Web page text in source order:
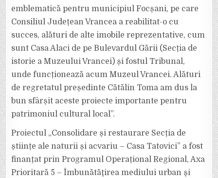
emblematică pentru municipiul Focșani, pe care
Consiliul Județean Vrancea a reabilitat-o cu
succes, alături de alte imobile reprezentative, cum
sunt Casa Alaci de pe Bulevardul Gării (Secția de
istorie a Muzeului Vrancei) și fostul Tribunal,
unde funcționează acum Muzeul Vrancei. Alături
de regretatul președinte Cătălin Toma am dus la
bun sfârșit aceste proiecte importante pentru
patrimoniul cultural local”.
Proiectul „Consolidare și restaurare Secția de
științe ale naturii și acvariu – Casa Tatovici” a fost
finanțat prin Programul Operațional Regional, Axa
Prioritară 5 – Îmbunătăţirea mediului urban şi